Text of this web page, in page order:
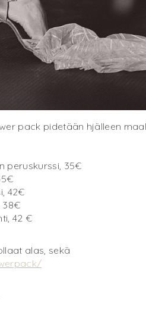
pack pidetään hjälleen
peruskurssi, 35€
42€
38€
42 €
alas, sekä